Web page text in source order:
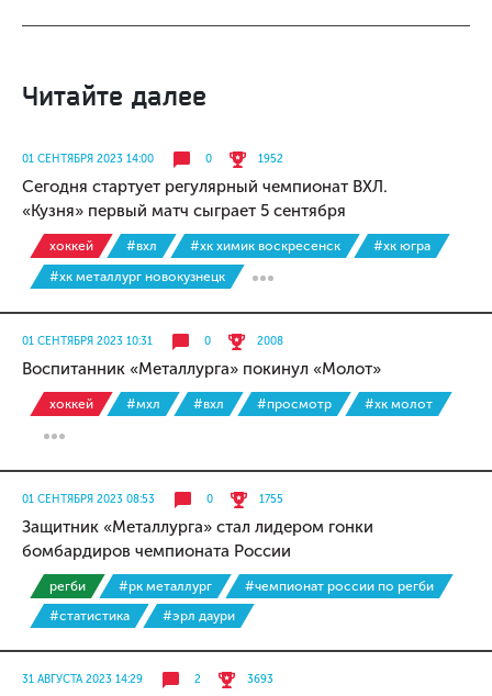
Читайте далее
01 СЕНТЯБРЯ 2023 14:00 0 1952
Сегодня стартует регулярный чемпионат ВХЛ.
«Кузня» первый матч сыграет 5 сентября
хоккей #вхл #хк химик воскресенск
#хк югра
#хк металлург новокузнецк
01 СЕНТЯБРЯ 2023 10:31 0 2008
Воспитанник «Металлурга» покинул «Молот»
хоккей #мхл #вхл #просмотр #хк молот
01 СЕНТЯБРЯ 2023 08:53 0 1755
Защитник «Металлурга» стал лидером гонки
бомбардиров чемпионата России
регби #рк металлург
#чемпионат россии по регби
#статистика
#эрл даури
31 АВГУСТА 2023 14:29 2 3693